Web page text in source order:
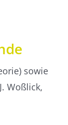
sowie
Woßlick,